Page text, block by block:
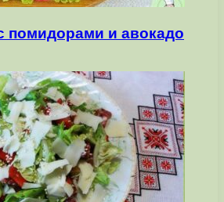
помидорами и авокадо